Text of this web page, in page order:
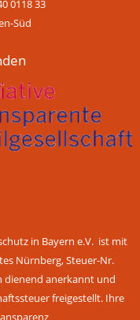
0118 33
Süd
in Bayern e.V. ist mit
Nürnberg, Steuer-Nr.
dienend anerkannt und
freigestellt. Ihre